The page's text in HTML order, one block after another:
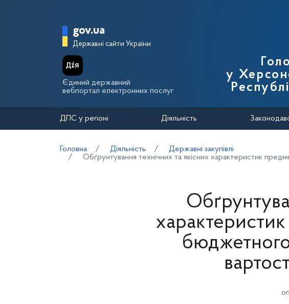
Головна сторінка Державної
gov.ua
Державні сайти України
Єдиний державний
вебпортал електронних послуг
у
ДПС у регіоні Діяльність
Головна Діяльність
Державні закупівлі
Обґрунтування технічних та якісних характеристик
характеристик
бюджетного